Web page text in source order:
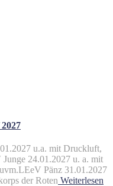
u.a. mit Druckluft,
24.01.2027 u. a. mit
Pänz 31.01.2027
der Roten Weiterlesen